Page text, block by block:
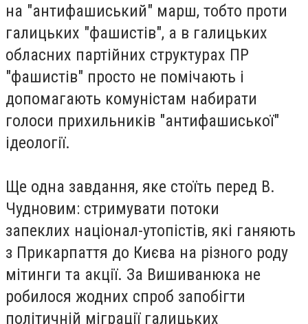
на "антифашиський" марш, тобто проти
галицьких "фашистів", а в галицьких
обласних партійних структурах ПР
"фашистів" просто не помічають і
допомагають комуністам набирати
голоси прихильників "антифашиської"
ідеології.
Ще одна завдання, яке стоїть перед В.
Чудновим: стримувати потоки
запеклих націонал-утопістів, які ганяють
з Прикарпаття до Києва на різного роду
мітинги та акції. За Вишиванюка не
робилося жодних спроб запобігти
політичній міграції галицьких